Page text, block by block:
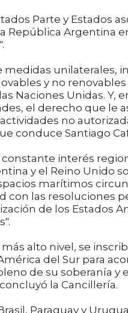
Parte y Estados
República Argentina
unilaterales,
y no renovables
Naciones Unidas. Y,
el derecho que le
no
conduce Santiago
interés
y el Reino Unido
marítimos
con las resoluciones
de los Estados
alto nivel, se
del Sur para
de su soberanía y
la Cancillería.
Paraguay y